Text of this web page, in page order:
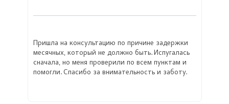
Пришла на консультацию по причине задержки
месячных, который не должно быть. Испугалась
сначала, но меня проверили по всем пунктам и
помогли. Спасибо за внимательность и заботу.